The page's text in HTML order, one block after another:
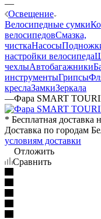
—
Освещение
Велосипедные сумки
велосипедовСмазка,
чисткаНасосы
настройки велосипеда
чехлыАвтобагажники
инструментыГрипсы
креслаЗамкиЗеркала
—Фара SMART
* Бесплатная доставка
Доставка по городам
условиям доставки
Отложить
Сравнить